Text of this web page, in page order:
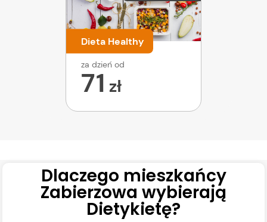
Dieta Healthy
za dzień od
71 zł
Dlaczego mieszkańcy
Zabierzowa wybierają
Dietykietę?